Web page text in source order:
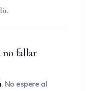
no fallar
. No espere al